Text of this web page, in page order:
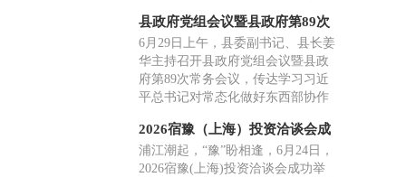
政绩观，从奋斗历程中汲取力量，
在处理好各类关系中把握方法，在
实干争先中创造实绩，抓好抓实“三
张报表”，把正确政绩观写在绿水青
山间。
县政府党组会议暨县政府第89次
常务会议召开
6月29日上午，县委副书记、县长姜
华主持召开县政府党组会议暨县政
府第89次常务会议，传达学习习近
平总书记对常态化做好东西部协作
总书记在《求是》杂志发表的《一
体推进教育科技人才发展》重要文
章精神。会上，姜华围绕学习贯彻
2026宿豫（上海）投资洽谈会成
功举办
浦江潮起，“豫”盼相逢，6月24日，
2026宿豫(上海)投资洽谈会成功举